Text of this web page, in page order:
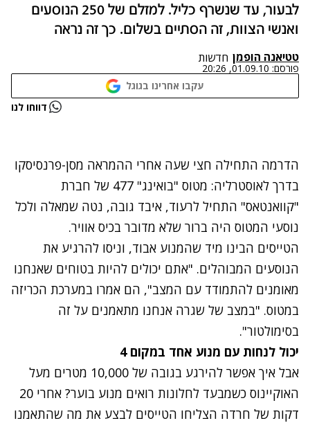
לבעור, עד שנשרף כליל. למזלם של 250 הנוסעים
ואנשי הצוות, זה הסתיים בשלום. כך זה נראה
טטיאנה הופמן חדשות
פורסם: 01.09.10, 20:26
עקבו אחרינו בגוגל
נתקלנו בבעיה דווחו לנו
הדרמה התחילה חצי שעה אחרי ההמראה מסן-פרנסיסקו
בדרך לאוסטרליה: מטוס "בואינג" 477 של חברת
"קוואנטאס" התחיל לרעוד, איבד גובה, נטה שמאלה ולכל
נוסעי המטוס היה ברור שלא מדובר בכיס אוויר.
הטייסים הבינו מיד שהמנוע אבוד, וניסו להרגיע את
הנוסעים המבוהלים. "אתם יכולים להיות בטוחים שאנחנו
מאומנים להתמודד עם המצב", הם אמרו במערכת הכריזה
במטוס. "במצב של שגרה אנחנו מתאמנים על זה
בסימולטור".
יכול לנחות עם מנוע אחד במקום 4
אבל איך אפשר להירגע בגובה של 10,000 מטרים מעל
האוקיינוס כשמבעד לחלונות רואים מנוע בוער? אחרי 20
דקות של חרדה הצליחו הטייסים לבצע את מה שהתאמנו